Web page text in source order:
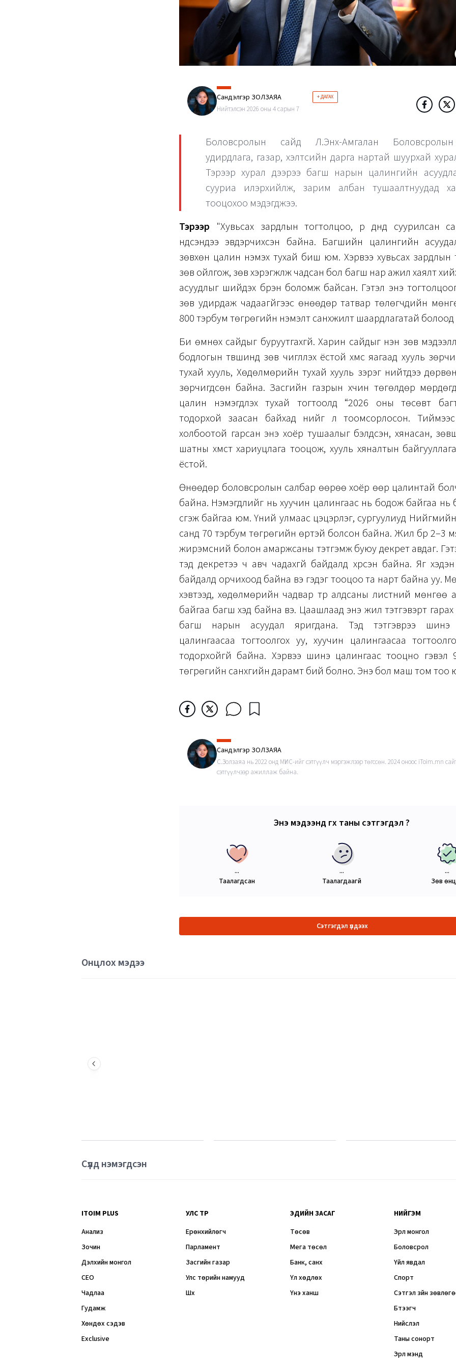
Сандэлгэр ЗОЛЗАЯА + ДАГАХ
Нийтэлсэн 2026 оны 4 сарын 7
Боловсролын сайд Л.Энх-Амгалан
удирдлага, газар, хэлтсийн дарга нартай шуурхай
Тэрээр хурал дээрээ багш нарын цалингийн
сууриа илэрхийлж, зарим албан тушаалтнуудад
тооцохоо мэдэгджээ.
Тэрээр "Хувьсах зардлын тогтолцоо, үр дүнд суурилсан
үндсэндээ эвдэрчихсэн байна. Багшийн цалингийн
зөвхөн цалин нэмэх тухай биш юм. Хэрвээ хувьсах зардлын
зөв ойлгож, зөв хэрэгжүүлж чадсан бол багш нар ажил хаялт
асуудлыг шийдэх бүрэн боломж байсан. Гэтэл энэ
зөв удирдаж чадаагүйгээс өнөөдөр татвар төлөгчдийн
800 тэрбум төгрөгийн нэмэлт санхүүжилт шаардлагатай
Би өмнөх сайдыг буруутгахгүй. Харин сайдыг үнэн зөв
бодлогын түвшинд зөв чиглүүлэх ёстой хүмүүс яагаад хууль
тухай хууль, Хөдөлмөрийн тухай хууль зэрэг нийтдээ
зөрчигдсөн байна. Засгийн газрын хүчин төгөлдөр
цалин нэмэгдүүлэх тухай тогтоолд “2026 оны төсөвт
тодорхой заасан байхад үүнийг үл тоомсорлосон.
холбоотой гарсан энэ хоёр тушаалыг бэлдсэн, хянасан,
шатны хүмүүст хариуцлага тооцож, хууль хяналтын
ёстой.
Өнөөдөр боловсролын салбар өөрөө хоёр өөр цалинтай
байна. Нэмэгдлийг нь хуучин цалингаас нь бодож байгаа нь
үүсгэж байгаа юм. Үүний улмаас цэцэрлэг, сургуулиуд
санд 70 тэрбум төгрөгийн өртэй болсон байна. Жил бүр 2–3
жирэмсний болон амаржсаны тэтгэмж буюу декрет авдаг.
тэд декретээ ч авч чадахгүй байдалд хүрсэн байна. Яг
байдалд орчихоод байна вэ гэдэг тооцоо та нарт байна уу.
хэвтээд, хөдөлмөрийн чадвар түр алдсаны листний мөнгөө
байгаа багш хэд байна вэ. Цаашлаад энэ жил тэтгэвэрт
багш нарын асуудал яригдана. Тэд тэтгэврээ шинэ
цалингаасаа тогтоолгох уу, хуучин цалингаасаа
тодорхойгүй байна. Хэрвээ шинэ цалингаас тооцно гэвэл
төгрөгийн санхүүгийн дарамт бий болно. Энэ бол маш том тоо
Сандэлгэр ЗОЛЗАЯА
С.Золзаяа нь 2022 онд МҮИС-ийг сэтгүүлч мэргэжлээр төгссөн. 2024 оноос iToim.mn
сэтгүүлчээр ажиллаж байна.
Энэ мэдээнд өгөх таны сэтгэгдэл ?
...
Таалагдсан
...
Таалагдаагүй
...
Зөв
Сэтгэгдэл үлдээх
Онцлох мэдээ
Сүүлд нэмэгдсэн
ITOIM PLUS
Анализ
Зочин
Дэлхийн монгол
CEO
Чадлаа
Гудамж
Хөндөх сэдэв
Exclusive
УЛС ТӨР
Ерөнхийлөгч
Парламент
Засгийн газар
Улс төрийн намууд
Шүүх
ЭДИЙН ЗАСАГ
Төсөв
Мега төсөл
Банк, санхүү
Үл хөдлөх
Үнэ ханш
НИЙГЭМ
Эрүүл монгол
Боловсрол
Үйл явдал
Спорт
Сэтгэл зүйн
Бүтээгч
Нийслэл
Таны сонорт
Эрүүл мэнд